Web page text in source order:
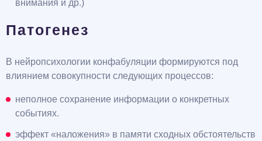
внимания и др.)
Патогенез
В нейропсихологии конфабуляции формируются под
влиянием совокупности следующих процессов:
неполное сохранение информации о конкретных
событиях.
эффект «наложения» в памяти сходных обстоятельств